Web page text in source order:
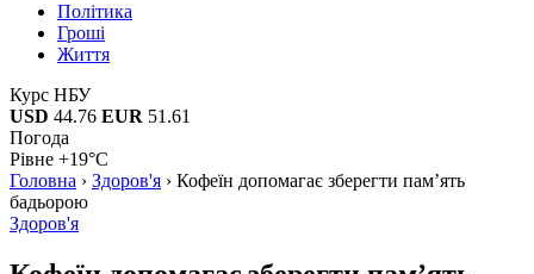
Політика
Гроші
Життя
Курс НБУ
USD 44.76 EUR 51.61
Погода
Рівне +19°C
Головна › Здоров'я › Кофеїн допомагає зберегти пам’ять
бадьорою
Здоров'я